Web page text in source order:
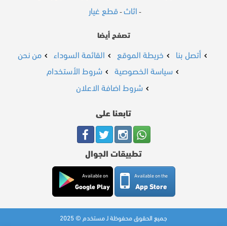
- اثاث -قطع غيار
تصفح أيضا
أتصل بنا خريطة الموقع القائمة السوداء
من نحن
سياسة الخصوصية
شروط الأستخدام
شروط اضافة الاعلان
تابعنا على
تطبيقات الجوال
Available on the
App Store
Available on
Google Play
جميع الحقوق محفوظة لـ مستخدم © 2025